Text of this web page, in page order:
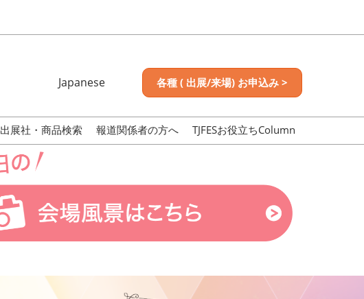
Japanese
English
各種 ( 出展/来場) お申込み >
出展社・商品検索 報道関係者の方へ TJFESお役立ちColumn